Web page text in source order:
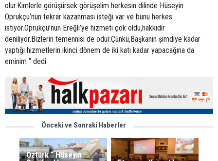
olur.Kimlerle görüşürsek görüşelim herkesin dilinde Hüseyin
Oprukçu’nun tekrar kazanması isteği var ve bunu herkes
istiyor.Oprukçu’nun Ereğli’ye hizmeti çok oldu,hakkıdır
deniliyor.Bizlerin temennisi de odur.Çünkü,Başkanın şimdiye kadar
yaptığı hizmetlerin ikinci dönem de iki katı kadar yapacağına da
eminim “ dedi.
Önceki ve Sonraki Haberler
Öztürk “ Hüseyin